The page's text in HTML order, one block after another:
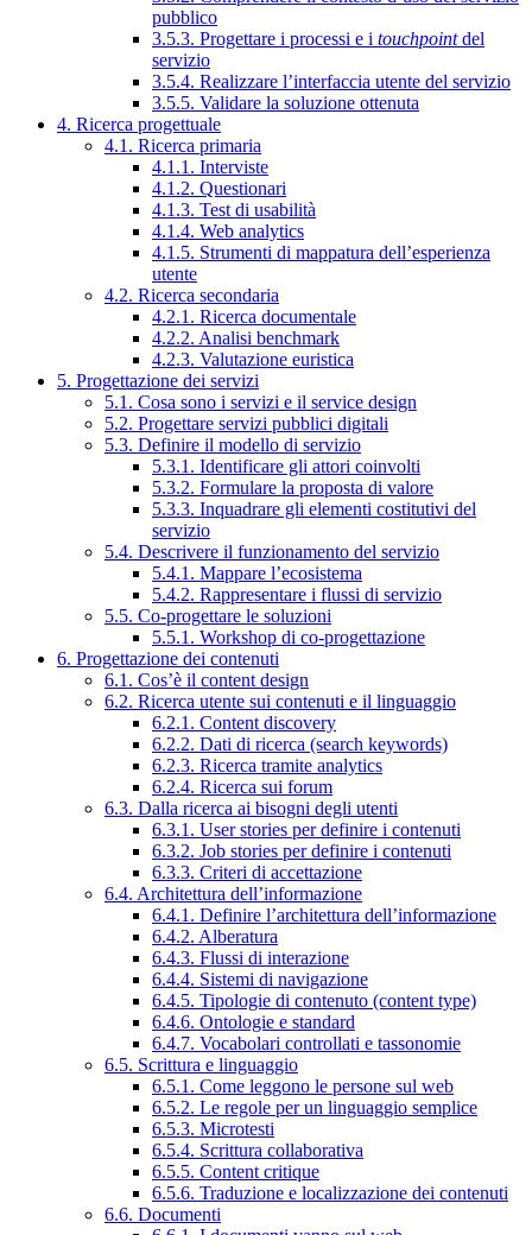
pubblico
3.5.3. Progettare i processi e i touchpointdel
servizio
3.5.4. Realizzare l’interfaccia utente del servizio
3.5.5. Validare la soluzione ottenuta
4. Ricerca progettuale
4.1. Ricerca primaria
4.1.1. Interviste
4.1.2. Questionari
4.1.3. Test di usabilità
4.1.4. Web analytics
4.1.5. Strumenti di mappatura dell’esperienza
utente
4.2. Ricerca secondaria
4.2.1. Ricerca documentale
4.2.2. Analisi benchmark
4.2.3. Valutazione euristica
5. Progettazione dei servizi
5.1. Cosa sono i servizi e il service design
5.2. Progettare servizi pubblici digitali
5.3. Definire il modello di servizio
5.3.1. Identificare gli attori coinvolti
5.3.2. Formulare la proposta di valore
5.3.3. Inquadrare gli elementi costitutivi del
servizio
5.4. Descrivere il funzionamento del servizio
5.4.1. Mappare l’ecosistema
5.4.2. Rappresentare i flussi di servizio
5.5. Co-progettare le soluzioni
5.5.1. Workshop di co-progettazione
6. Progettazione dei contenuti
6.1. Cos’è il content design
6.2. Ricerca utente sui contenuti e il linguaggio
6.2.1. Content discovery
6.2.2. Dati di ricerca (search keywords)
6.2.3. Ricerca tramite analytics
6.2.4. Ricerca sui forum
6.3. Dalla ricerca ai bisogni degli utenti
6.3.1. User stories per definire i contenuti
6.3.2. Job stories per definire i contenuti
6.3.3. Criteri di accettazione
6.4. Architettura dell’informazione
6.4.1. Definire l’architettura dell’informazione
6.4.2. Alberatura
6.4.3. Flussi di interazione
6.4.4. Sistemi di navigazione
6.4.5. Tipologie di contenuto (content type)
6.4.6. Ontologie e standard
6.4.7. Vocabolari controllati e tassonomie
6.5. Scrittura e linguaggio
6.5.1. Come leggono le persone sul web
6.5.2. Le regole per un linguaggio semplice
6.5.3. Microtesti
6.5.4. Scrittura collaborativa
6.5.5. Content critique
6.5.6. Traduzione e localizzazione dei contenuti
6.6. Documenti